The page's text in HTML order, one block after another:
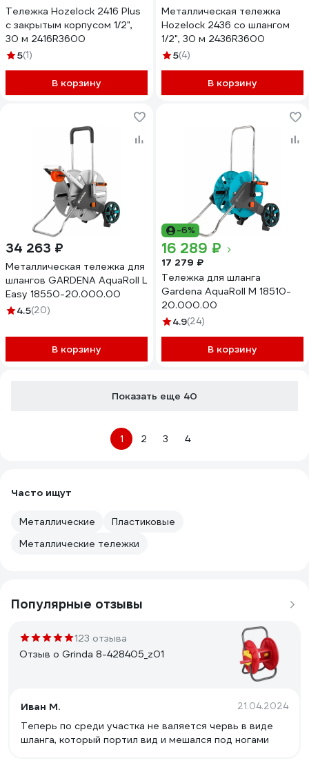
Тележка Hozelock 2416 Plus
с закрытым корпусом 1/2",
30 м 2416R3600
5(1)
В корзину
Металлическая тележка
Hozelock 2436 со шлангом
1/2", 30 м 2436R3600
5(4)
В корзину
34 263 ₽
Металлическая тележка для
шлангов GARDENA AquaRoll L
Easy 18550-20.000.00
4.5(20)
В корзину
-6%
16 289 ₽
17 279 ₽
Тележка для шланга
Gardena AquaRoll M 18510-
20.000.00
4.9(24)
В корзину
Показать еще 40
1 2 3 4
Часто ищут
Металлические
Пластиковые
Металлические тележки
Популярные отзывы
123 отзыва
Отзыв о Grinda 8-428405_z01
Иван М. 21.04.2024
Теперь по среди участка не валяется червь в виде
шланга, который портил вид и мешался под ногами